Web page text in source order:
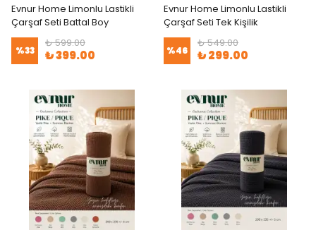
Evnur Home Limonlu Lastikli
Çarşaf Seti Battal Boy
%33
₺ 599.00
₺ 399.00
Evnur Home Limonlu Lastikli
Çarşaf Seti Tek Kişilik
%46
₺ 549.00
₺ 299.00